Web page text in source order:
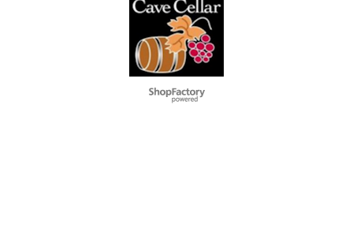
Negozio Internet creati
con il eCommerce